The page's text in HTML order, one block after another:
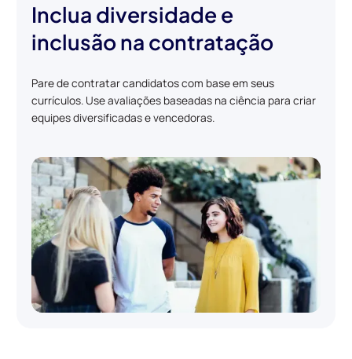
Inclua diversidade e
inclusão na contratação
Pare de contratar candidatos com base em seus
currículos. Use avaliações baseadas na ciência para criar
equipes diversificadas e vencedoras.